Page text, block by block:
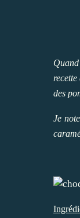
des
Je